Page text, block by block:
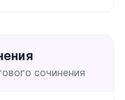
сочинения